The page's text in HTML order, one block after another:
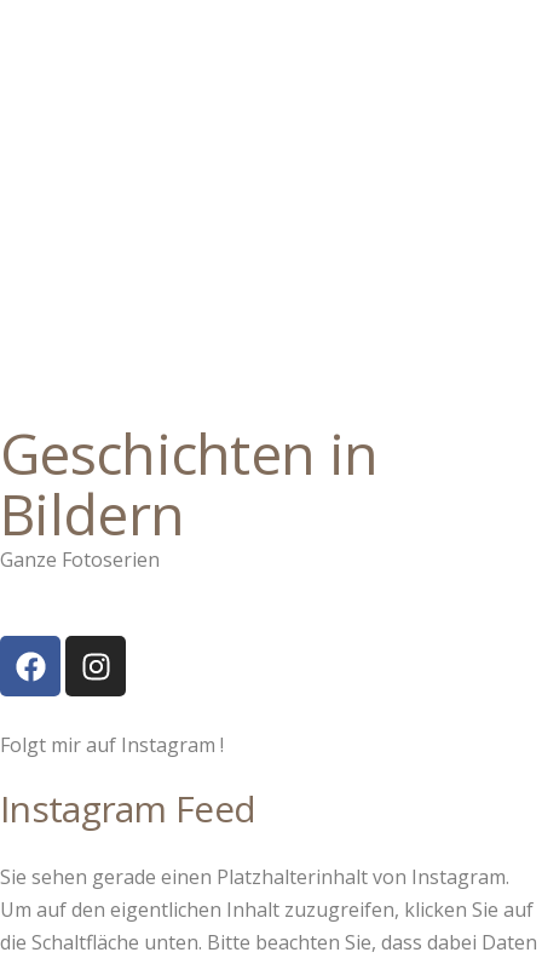
Geschichten in
Bildern
Ganze Fotoserien
Folgt mir auf Instagram !
Instagram Feed
Sie sehen gerade einen Platzhalterinhalt von Instagram.
Um auf den eigentlichen Inhalt zuzugreifen, klicken Sie auf
die Schaltfläche unten. Bitte beachten Sie, dass dabei Daten